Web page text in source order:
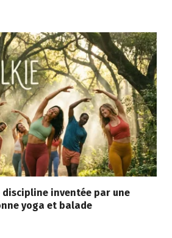
discipline inventée par une
yoga et balade